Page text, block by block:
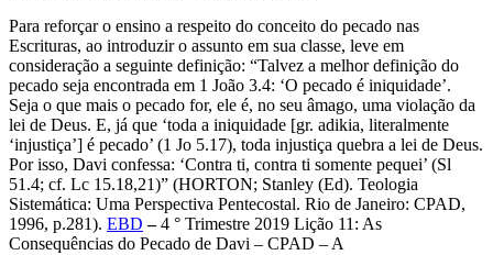
Para reforçar o ensino a respeito do conceito do pecado nas
Escrituras, ao introduzir o assunto em sua classe, leve em
consideração a seguinte definição: “Talvez a melhor definição do
pecado seja encontrada em 1 João 3.4: ‘O pecado é iniquidade’.
Seja o que mais o pecado for, ele é, no seu âmago, uma violação da
lei de Deus. E, já que ‘toda a iniquidade [gr. adikia, literalmente
‘injustiça’] é pecado’ (1 Jo 5.17), toda injustiça quebra a lei de Deus.
Por isso, Davi confessa: ‘Contra ti, contra ti somente pequei’ (Sl
51.4; cf. Lc 15.18,21)” (HORTON; Stanley (Ed). Teologia
Sistemática: Uma Perspectiva Pentecostal. Rio de Janeiro: CPAD,
1996, p.281). EBD –4 ° Trimestre 2019 Lição 11: As
Consequências do Pecado de Davi – CPAD – A